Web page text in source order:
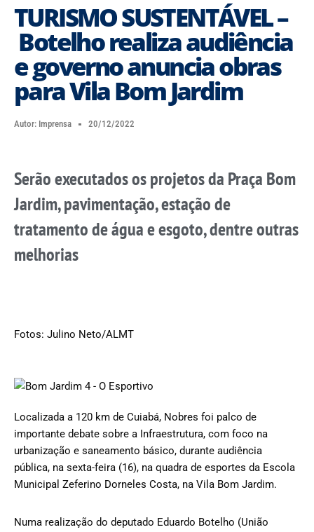
TURISMO SUSTENTÁVEL –
Botelho realiza audiência
e governo anuncia obras
para Vila Bom Jardim
Autor: Imprensa 20/12/2022
Serão executados os projetos da Praça Bom
Jardim, pavimentação, estação de
tratamento de água e esgoto, dentre outras
melhorias
Fotos: Julino Neto/ALMT
Localizada a 120 km de Cuiabá, Nobres foi palco de
importante debate sobre a Infraestrutura, com foco na
urbanização e saneamento básico, durante audiência
pública, na sexta-feira (16), na quadra de esportes da Escola
Municipal Zeferino Dorneles Costa, na Vila Bom Jardim.
Numa realização do deputado Eduardo Botelho (União